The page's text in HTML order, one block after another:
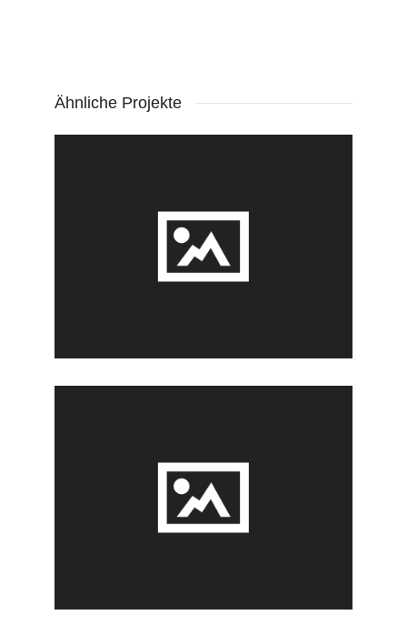
Ähnliche Projekte